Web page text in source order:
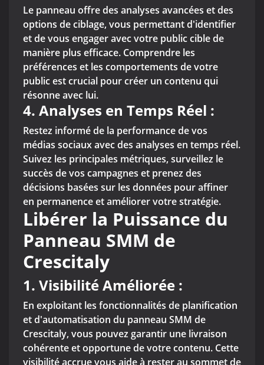
Le panneau offre des analyses avancées et des
options de ciblage, vous permettant d'identifier
et de vous engager avec votre public cible de
manière plus efficace. Comprendre les
préférences et les comportements de votre
public est crucial pour créer un contenu qui
résonne avec lui.
4. Analyses en Temps Réel :
Restez informé de la performance de vos
médias sociaux avec des analyses en temps réel.
Suivez les principales métriques, surveillez le
succès de vos campagnes et prenez des
décisions basées sur les données pour affiner
en permanence et améliorer votre stratégie.
Libérer la Puissance du
Panneau SMM de
Crescitaly
1. Visibilité Améliorée :
En exploitant les fonctionnalités de planification
et d'automatisation du panneau SMM de
Crescitaly, vous pouvez garantir une livraison
cohérente et opportune de votre contenu. Cette
visibilité accrue vous aide à rester au sommet de